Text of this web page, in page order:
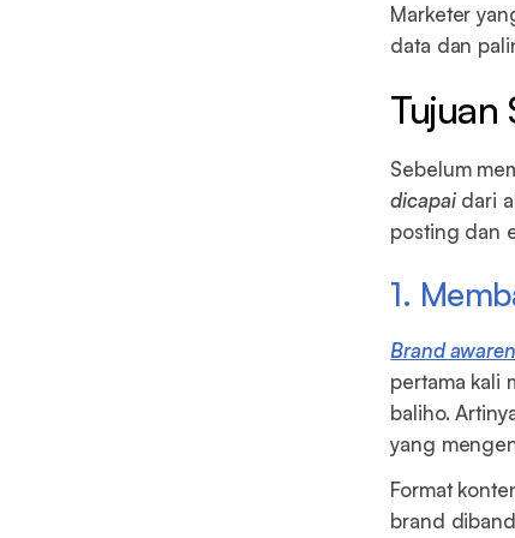
Marketer
data dan
Tujuan
Sebelum
dicapaidari
posting dan
1.
Brand
pertama kali
baliho.
yang
Format
brand